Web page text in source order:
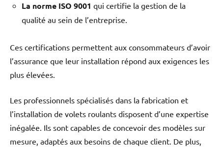
La norme ISO 9001 qui certifie la gestion de la
qualité au sein de l’entreprise.
Ces certifications permettent aux consommateurs d’avoir
l’assurance que leur installation répond aux exigences les
plus élevées.
Les professionnels spécialisés dans la fabrication et
l’installation de volets roulants disposent d’une expertise
inégalée. Ils sont capables de concevoir des modèles sur
mesure, adaptés aux besoins de chaque client. De plus,